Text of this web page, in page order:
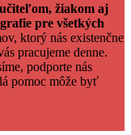
žiakom aj
pre všetkých
ktorý nás existenčne
pracujeme denne.
podporte nás
pomoc môže byť